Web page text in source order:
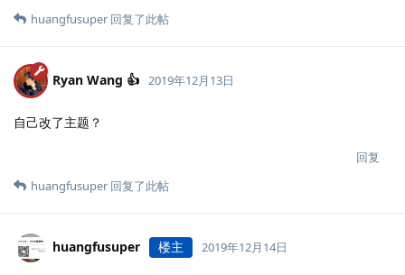
huangfusuper 回复了此帖
Ryan Wang 👍 2019年12月13日
自己改了主题？
回复
huangfusuper 回复了此帖
huangfusuper 楼主 2019年12月14日